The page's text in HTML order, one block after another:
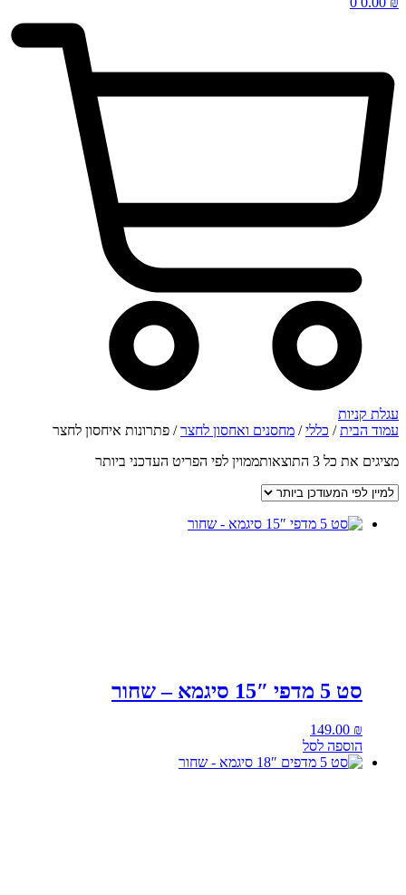
עגלת קניות
עמוד הבית/ כללי/ מחסנים ואחסון לחצר/ פתרונות איחסון לחצר
מציגים את כל ⁦3⁩ התוצאות
ממוין לפי הפריט העדכני ביותר
סט 5 מדפי 15″ סיגמא – שחור
149.00 ₪
הוספה לסל